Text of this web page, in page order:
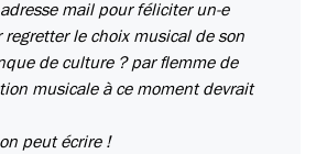
mail pour féliciter un-e
le choix musical de son
de culture ? par flemme de
musicale à ce moment devrait
peut écrire !